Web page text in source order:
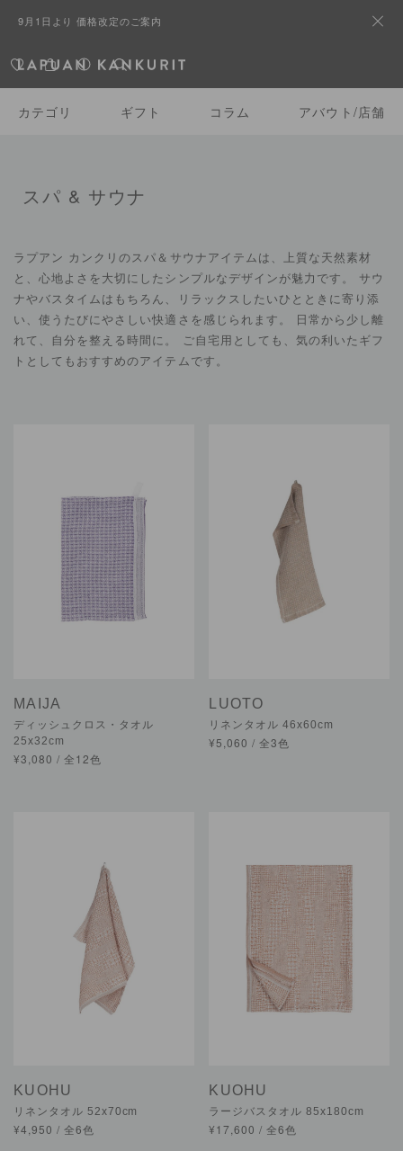
9月1日より 価格改定のご案内
カテゴリ ギフト コラム アバウト/店舗
スパ & サウナ
ラプアン カンクリのスパ＆サウナアイテムは、上質な天然素材
と、心地よさを大切にしたシンプルなデザインが魅力です。 サウ
ナやバスタイムはもちろん、リラックスしたいひとときに寄り添
い、使うたびにやさしい快適さを感じられます。 日常から少し離
れて、自分を整える時間に。 ご自宅用としても、気の利いたギフ
トとしてもおすすめのアイテムです。
MAIJA
ディッシュクロス・タオル
25x32cm
¥3,080 / 全12色
LUOTO
リネンタオル 46x60cm
¥5,060 / 全3色
KUOHU
リネンタオル 52x70cm
¥4,950 / 全6色
KUOHU
ラージバスタオル 85x180cm
¥17,600 / 全6色